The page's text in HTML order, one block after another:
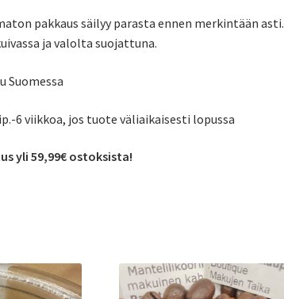
pakkaus säilyy parasta ennen merkintään asti.
ja valolta suojattuna.
Suomessa
6 viikkoa, jos tuote väliaikaisesti lopussa
yli 59,99€ ostoksista!